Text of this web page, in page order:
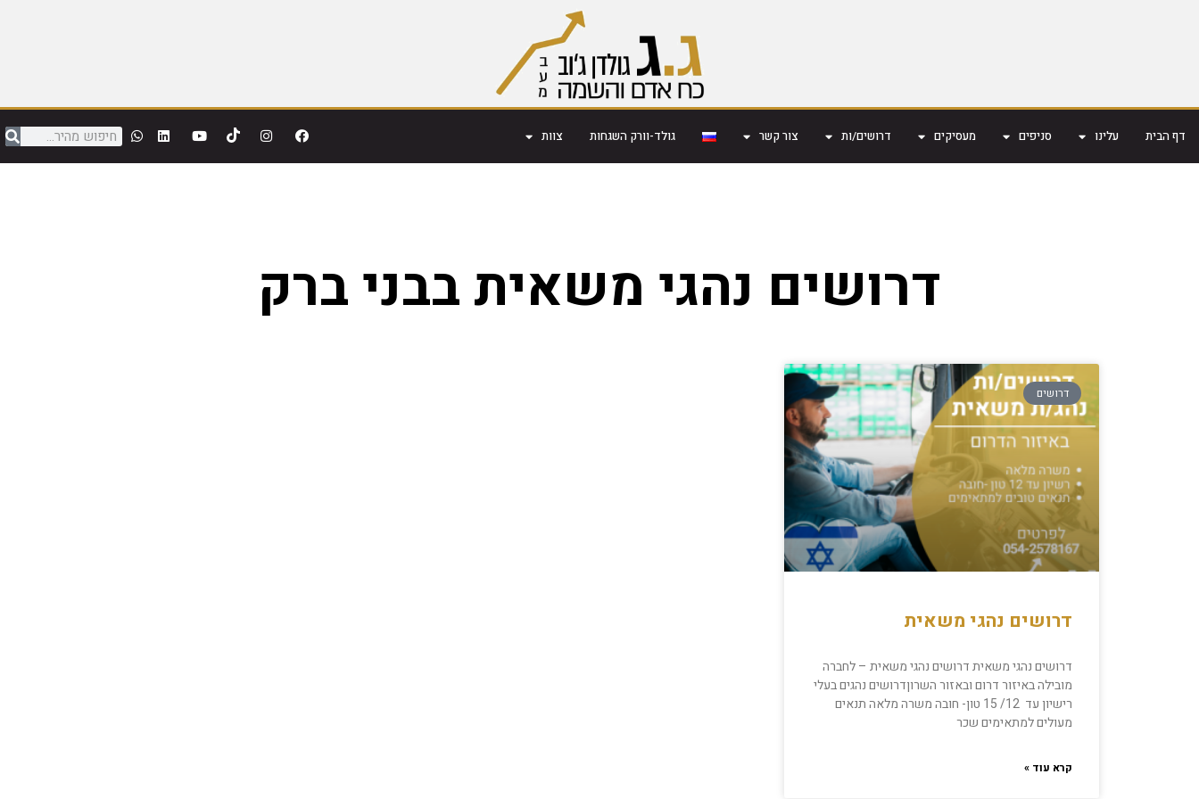
דף הבית עלינו סניפים מעסיקים דרושים/ות צור קשר גולד-וורק השגחות צוות
דרושים נהגי משאית בבני ברק
דרושים
דרושים נהגי משאית
דרושים נהגי משאית דרושים נהגי משאית – לחברה
מובילה באיזור דרום ובאזור השרוןדרושים נהגים בעלי
רישיון עד 12/ 15 טון- חובה משרה מלאה תנאים
מעולים למתאימים שכר
קרא עוד »